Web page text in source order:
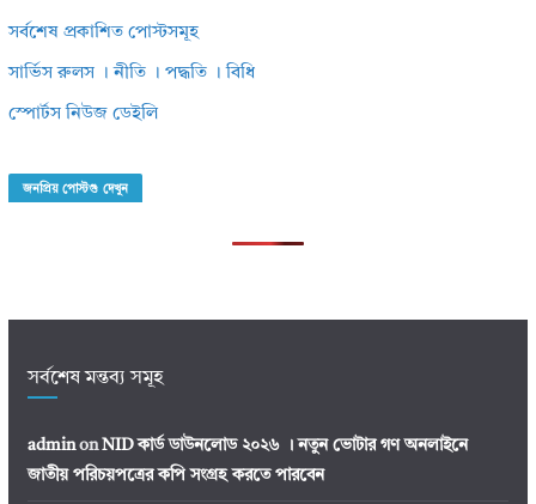
সর্বশেষ প্রকাশিত পোস্টসমূহ
সার্ভিস রুলস । নীতি । পদ্ধতি । বিধি
স্পোর্টস নিউজ ডেইলি
জনপ্রিয় পোস্টগু দেখুন
সর্বশেষ মন্তব্য সমূহ
adminonNID কার্ড ডাউনলোড ২০২৬ । নতুন ভোটার গণ অনলাইনে
জাতীয় পরিচয়পত্রের কপি সংগ্রহ করতে পারবেন